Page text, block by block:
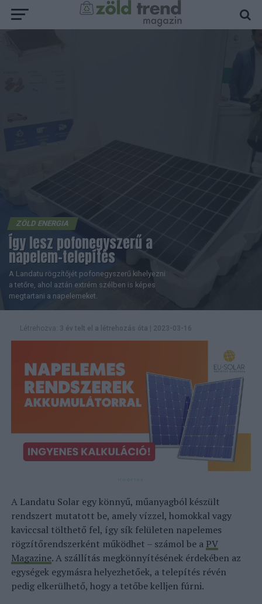
ZÖLD ENERGIA
Így lesz pofonegyszerű a
napelem-telepítés
A Landatu rögzítőjét pofonegyszerű kihelyezni
a tetőre, ahol aztán extrém szélben is képes
megtartani a napelemeket.
Létrehozva: 3 év telt el a létrehozás óta 2023-03-16
A Landatu Solar egy könnyű, műanyagból készült
rendszert mutatott be, amely vízzel, homokkal vagy
kaviccsal tölthető fel, így sík felületen napelemes
rögzítőrendszerként működhet – számol be a PV
Magazine. A szállítás megkönnyítésének érdekében az
egységek egymásra helyezhetőek, a telepítés révén
pedig elkerülhető, hogy a tetőbe kelljen fúrni.